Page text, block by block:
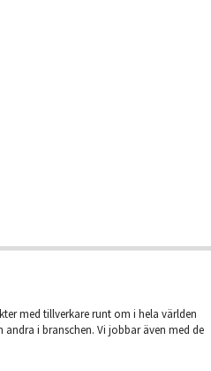
med tillverkare runt om i hela världen
i branschen. Vi jobbar även med de